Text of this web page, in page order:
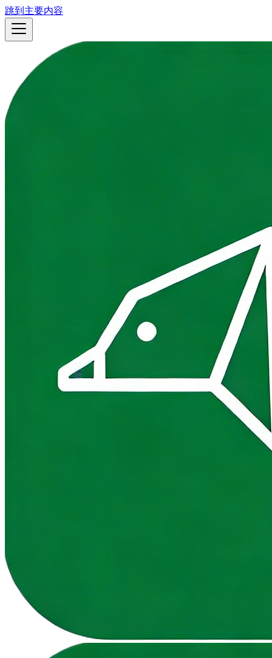
跳到主要内容